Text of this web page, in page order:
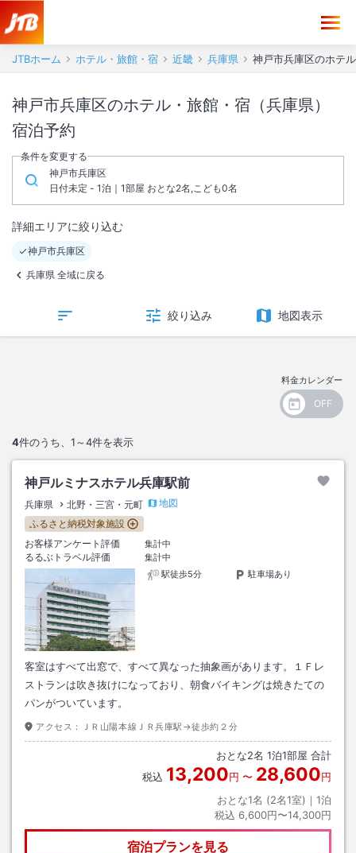
JTBホーム ホテル・旅館・宿 近畿 兵庫県 神戸市兵庫区のホテ
神戸市兵庫区のホテル・旅館・宿（兵庫県）
宿泊予約
条件を変更する
神戸市兵庫区
日付未定 - 1泊｜1部屋 おとな2名,こども0名
詳細エリアに絞り込む
神戸市兵庫区
兵庫県 全域に戻る
絞り込み 地図表示
料金カレンダー
4件のうち、 1～4件を表示
神戸ルミナスホテル兵庫駅前
兵庫県 北野・三宮・元町
地図
ふるさと納税対象施設
お客様アンケート評価
集計中
るるぶトラベル評価
集計中
駅徒歩5分
駐車場あり
客室はすべて出窓で、すべて異なった抽象画があります。１Ｆレ
ストランは吹き抜けになっており、朝食バイキングは焼きたての
パンがついています。
アクセス： ＪＲ山陽本線ＪＲ兵庫駅→徒歩約２分
おとな2名 1泊1部屋 合計
税込 13,200円 〜 28,600円
おとな1名 (2名1室)｜ 1泊
税込 6,600円〜14,300円
宿泊プランを見る